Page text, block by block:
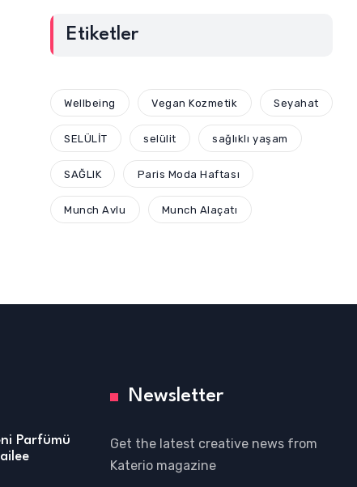
Etiketler
Wellbeing Vegan Kozmetik Seyahat
SELÜLİT selülit sağlıklı yaşam
SAĞLIK Paris Moda Haftası
Munch Avlu Munch Alaçatı
Parfümü
Newsletter
Get the latest creative news from
Katerio magazine